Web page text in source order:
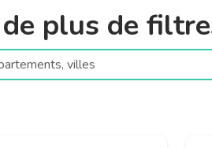
plus de